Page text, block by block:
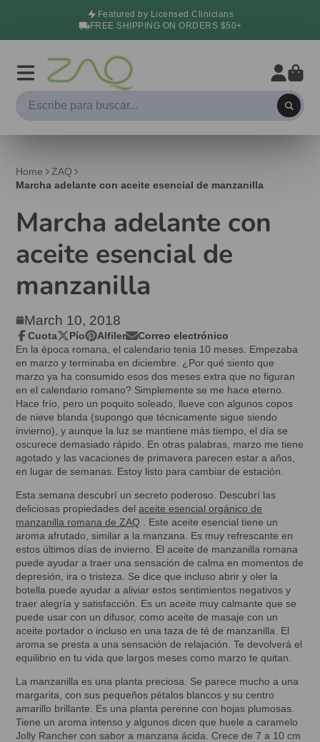
Featured by Licensed Clinicians
FREE SHIPPING ON ORDERS $50+
Home
ZAQ
Marcha adelante con aceite esencial de manzanilla
Marcha adelante con
aceite esencial de
manzanilla
March 10, 2018
Cuota
Compartir
en
Facebook
Se
abre
en
una
nueva
ventana.
Pío
Twittear
en
Twitter
Se
abre
en
una
nueva
ventana.
Alfiler
Pin
en
Pinterest
Se
abre
en
una
nueva
ventana.
Correo electrónico
Compartir
por
correo
electrónico
En la época romana, el calendario tenía 10 meses. Empezaba
en marzo y terminaba en diciembre. ¿Por qué siento que
marzo ya ha consumido esos dos meses extra que no figuran
en el calendario romano? Simplemente se me hace eterno.
Hace frío, pero un poquito soleado, llueve con algunos copos
de nieve blanda (supongo que técnicamente sigue siendo
invierno), y aunque la luz se mantiene más tiempo, el día se
oscurece demasiado rápido. En otras palabras, marzo me tiene
agotado y las vacaciones de primavera parecen estar a años,
en lugar de semanas. Estoy listo para cambiar de estación.
Esta semana descubrí un secreto poderoso. Descubrí las
deliciosas propiedades delaceite esencial orgánico de
manzanilla romana de ZAQ . Este aceite esencial tiene un
aroma afrutado, similar a la manzana. Es muy refrescante en
estos últimos días de invierno. El aceite de manzanilla romana
puede ayudar a traer una sensación de calma en momentos de
depresión, ira o tristeza. Se dice que incluso abrir y oler la
botella puede ayudar a aliviar estos sentimientos negativos y
traer alegría y satisfacción. Es un aceite muy calmante que se
puede usar con un difusor, como aceite de masaje con un
aceite portador o incluso en una taza de té de manzanilla. El
aroma se presta a una sensación de relajación. Te devolverá el
equilibrio en tu vida que largos meses como marzo te quitan.
La manzanilla es una planta preciosa. Se parece mucho a una
margarita, con sus pequeños pétalos blancos y su centro
amarillo brillante. Es una planta perenne con hojas plumosas.
Tiene un aroma intenso y algunos dicen que huele a caramelo
Jolly Rancher con sabor a manzana ácida. Crece de 7 a 10 cm